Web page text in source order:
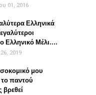
01, 2016
Ελληνικά
Ελληνικό Μέλι....
2019
μου
παντού